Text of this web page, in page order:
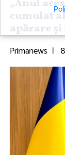
„Anul
cumulat
apărare şi
Primanews |